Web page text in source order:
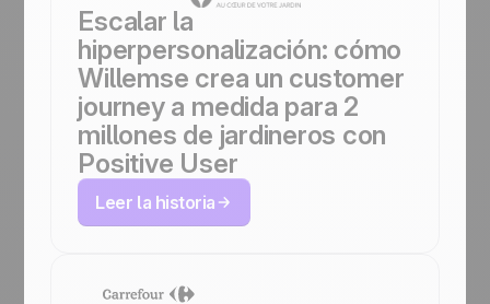
Escalar la
hiperpersonalización: cómo
Willemse crea un customer
journey a medida para 2
millones de jardineros con
Positive User
Leer la historia